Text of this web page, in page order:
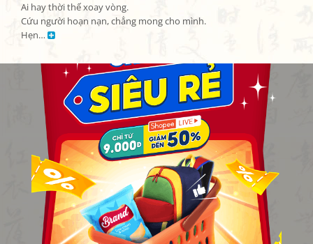
Ai hay thời thế xoay vòng.
Cứu người hoạn nạn, chẳng mong cho mình.
Hẹn…